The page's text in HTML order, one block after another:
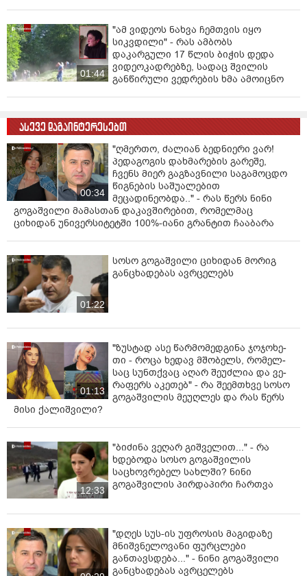
01:44
"ამ ვიდეოს ნახვა ჩემთვის იყო
სიკვდილი" - რას ამბობს
დაკარგული 17 წლის ბიჭის დედა
ვიდეოკადრებზე, სადაც შვილის
განწირული ვედრების ხმა ამოიცნო
ასევე დაგაინტერესებთ
00:34
"ღმერთო, ძალიან ბედნიერი ვარ!
პედაგოგის დახმარების გარეშე,
ჩვენს მიერ გაგზავნილი საგამოცდო
წიგნების საშუალებით
მეცადინეობდა.." - რას წერს ნინი
გოგაშვილი მამასთან დაკავშირებით, რომელმაც
ციხიდან უნივერსიტეტში 100%-იანი გრანტით ჩააბარა
01:22
სოსო გოგაშვილი ციხიდან მორიგ
განცხადებას ავრცელებს
01:13
"ზუს­ტად ასე წარ­მო­მედ­გი­ნა ჯო­ჯო­ხე­
თი - როცა ხე­დავ მშო­ბელს, რო­მელ­
საც სუნ­თქვაც აღარ შე­უძ­ლია და ვე­
რა­ფერს აკე­თებ" - რა შეემთხვე სოსო
გოგაშვილის მეუღლეს და რას წერს
მისი ქალიშვილი?
12:33
"ბიძინა ვეღარ გიშველით..." - რა
ხდებოდა სოსო გოგაშვილის
საცხოვრებელ სახლში? ნინი
გოგაშვილის პირდაპირი ჩართვა
"დღეს სუს-ის უფროსის მაგიდაზე
მნიშვნელოვანი ფურცლები
განთავსდება..." - ნინი გოგაშვილი
განცხადებას ავრცელებს